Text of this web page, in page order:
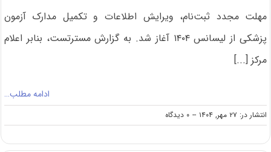
مهلت مجدد ثبت‌نام، ویرایش اطلاعات و تکمیل مدارک آزمون
پزشکی از لیسانس ۱۴۰۴ آغاز شد. به گزارش مسترتست، بنابر اعلام
مرکز [...]
ادامه مطلب…
انتشار در: ۲۷ مهر, ۱۴۰۴ -- ۰ دیدگاه
on
مهلت
ثبت